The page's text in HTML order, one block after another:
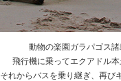
動物の楽園ガラパゴス諸
飛行機に乗ってエクアドル本
それからバスを乗り継ぎ、再び